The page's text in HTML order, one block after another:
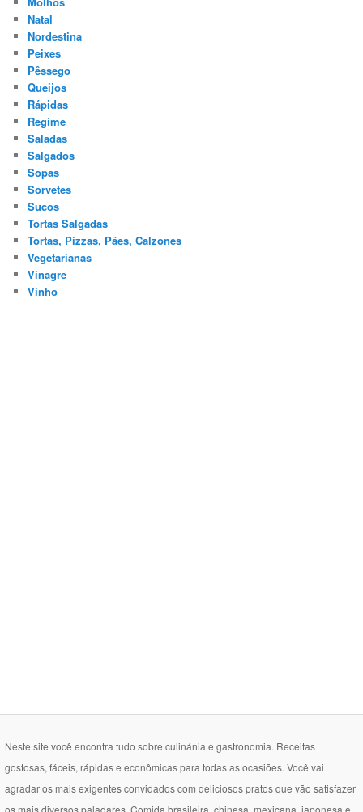
Natal
Nordestina
Peixes
Pêssego
Queijos
Rápidas
Regime
Saladas
Salgados
Sopas
Sorvetes
Sucos
Tortas Salgadas
Tortas, Pizzas, Pães, Calzones
Vegetarianas
Vinagre
Vinho
Neste site você encontra tudo sobre culinánia e gastronomia. Receitas
gostosas, fáceis, rápidas e econômicas para todas as ocasiões. Você vai
agradar os mais exigentes convidados com deliciosos pratos que vão satisfazer
os mais diversos paladares. Comida brasileira, chinesa, mexicana, japonesa e